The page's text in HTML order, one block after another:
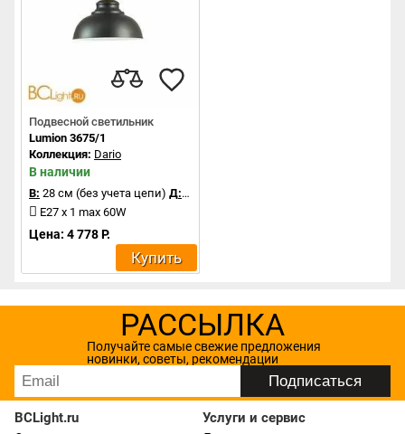
Подвесной светильник
Lumion 3675/1
Коллекция: Dario
В наличии
В: 28 см (без учета цепи) Д:29 см
E27 x 1 max 60W
Цена: 4 778 Р.
Купить
РАССЫЛКА
Получайте самые свежие предложения
новинки, советы, рекомендации
BCLight.ru Услуги и сервис